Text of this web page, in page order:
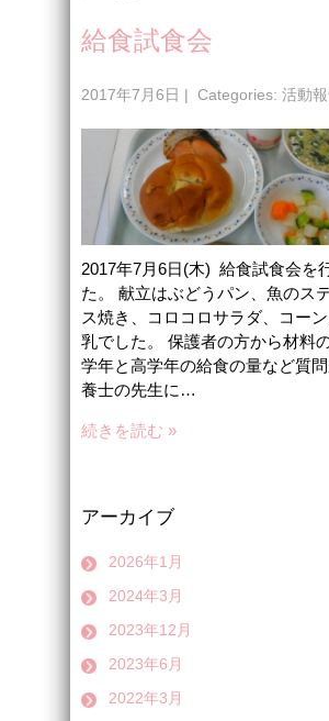
給食試食会
2017年7月6日 | Categories: 活動
2017年7月6日(木) 給食試食会を
た。 献立はぶどうパン、魚のス
ス焼き、コロコロサラダ、コー
乳でした。 保護者の方から材料
学年と高学年の給食の量など質
養士の先生に…
続きを読む »
アーカイブ
2026年1月
2024年3月
2023年12月
2023年6月
2022年3月